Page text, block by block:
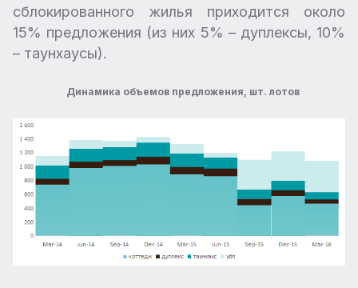
сблокированного жилья приходится около
15% предложения (из них 5% – дуплексы, 10%
– таунхаусы).
Динамика объемов предложения, шт. лотов